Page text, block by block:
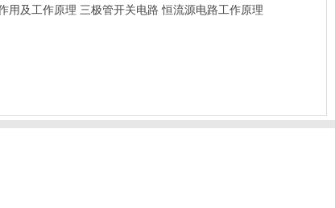
用及工作原理 三极管开关电路 恒流源电路工作原理